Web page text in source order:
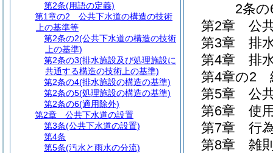
2条の
第2章
公
第3章
排
第4章
排
第4章の2
第5章
公
第6章
使
第7章
行
第8章
雑
第2条(用語の定義)
第1章の2
公共下水道の構造の技術
上の基準等
第2条の2(公共下水道の構造の技術
上の基準)
第2条の3(排水施設及び処理施設に
共通する構造の技術上の基準)
第2条の4(排水施設の構造の基準)
第2条の5(処理施設の構造の基準)
第2条の6(適用除外)
第2章
公共下水道の設置
第3条(公共下水道の設置)
第4条
第5条(汚水と雨水の分流)